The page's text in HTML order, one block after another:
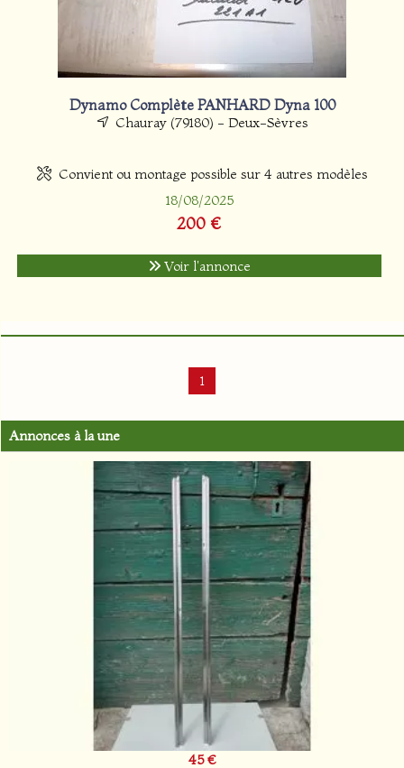
Annonces à la une
149 €
Dynamo Complète PANHARD Dyna 100
Chauray (79180) - Deux-Sèvres
Convient ou montage possible sur 4 autres modèles
18/08/2025
200 €
Voir l'annonce
1